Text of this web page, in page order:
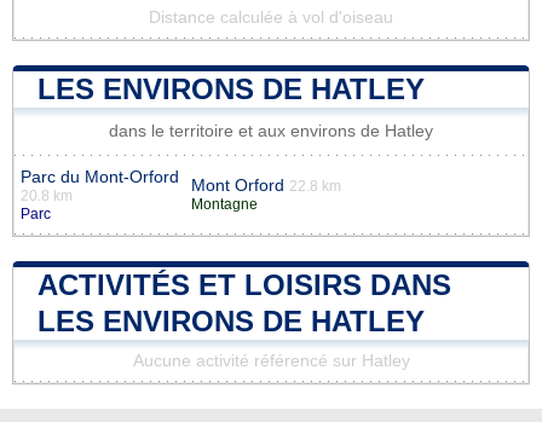
Distance calculée à vol d'oiseau
LES ENVIRONS DE HATLEY
dans le territoire et aux environs de Hatley
Parc du Mont-Orford
20.8 km
Parc
Mont Orford 22.8 km
Montagne
ACTIVITÉS ET LOISIRS DANS
LES ENVIRONS DE HATLEY
Aucune activité référencé sur Hatley